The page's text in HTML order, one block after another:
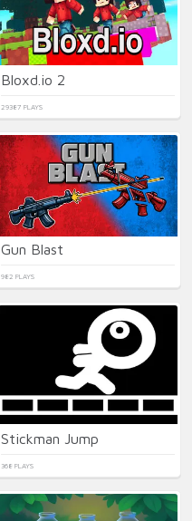
Bloxd.io 2
29387 PLAYS
Gun Blast
982 PLAYS
Stickman Jump
368 PLAYS